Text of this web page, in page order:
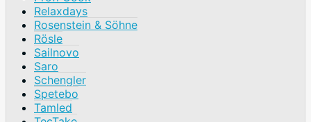
Relaxdays
Rosenstein & Söhne
Rösle
Sailnovo
Saro
Schengler
Spetebo
Tamled